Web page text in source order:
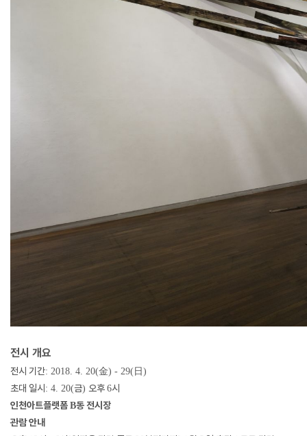
전시 개요
전시 기간: 2018. 4. 20(金) - 29( 日)
초대 일시 : 4. 20(금) 오후 6시
인천아트플랫폼 B동 전시장
관람 안내